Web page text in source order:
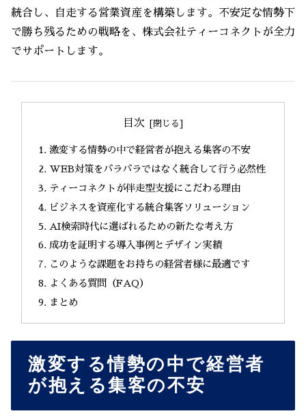
統合し、自走する営業資産を構築します。不安定な情勢下
で勝ち残るための戦略を、株式会社ティーコネクトが全力
でサポートします。
目次
激変する情勢の中で経営者が抱える集客の不安
WEB対策をバラバラではなく統合して行う必然性
ティーコネクトが伴走型支援にこだわる理由
ビジネスを資産化する統合集客ソリューション
AI検索時代に選ばれるための新たな考え方
成功を証明する導入事例とデザイン実績
このような課題をお持ちの経営者様に最適です
よくある質問（FAQ）
まとめ
激変する情勢の中で経営者
が抱える集客の不安